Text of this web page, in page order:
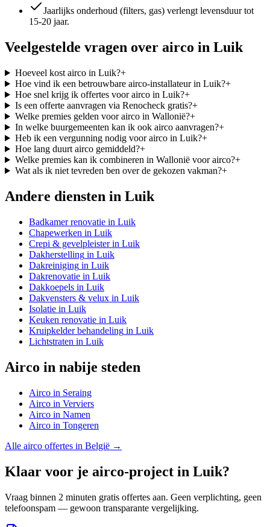
Jaarlijks onderhoud (filters, gas) verlengt levensduur tot
15-20 jaar.
Veelgestelde vragen over airco in Luik
Hoeveel kost airco in Luik?+
Hoe vind ik een betrouwbare airco-installateur in Luik?+
Hoe snel krijg ik offertes voor airco in Luik?+
Is een offerte aanvragen via Renocheck gratis?+
Welke premies gelden voor airco in Wallonië?+
In welke buurgemeenten kan ik ook airco aanvragen?+
Heb ik een vergunning nodig voor airco in Luik?+
Hoe lang duurt airco gemiddeld?+
Welke premies kan ik combineren in Wallonië voor airco?+
Wat als ik niet tevreden ben over de gekozen vakman?+
Andere diensten in Luik
Badkamer renovatie in Luik
Chapewerken in Luik
Crepi & gevelpleisterin Luik
Dakherstelling in Luik
Dakreiniging in Luik
Dakrenovatie in Luik
Dakkoepels in Luik
Dakvensters & velux in Luik
Isolatie in Luik
Keuken renovatie in Luik
Kruipkelder behandeling in Luik
Lichtstraten in Luik
Airco in nabije steden
Airco in Seraing
Airco in Verviers
Airco in Namen
Airco in Tongeren
Alle airco offertes in België →
Klaar voor je airco-project in Luik?
Vraag binnen 2 minuten gratis offertes aan. Geen verplichting, geen
telefoonspam — gewoon transparante vergelijking.